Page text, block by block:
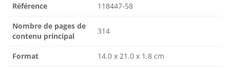
Référence 118447-58
Nombre de pages de
contenu principal
314
Format 14.0 x 21.0 x 1.8 cm